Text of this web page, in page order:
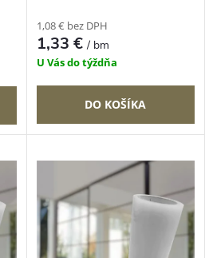
1,08 € bez DPH
1,33 €/ bm
U Vás do týždňa
DO KOŠÍKA